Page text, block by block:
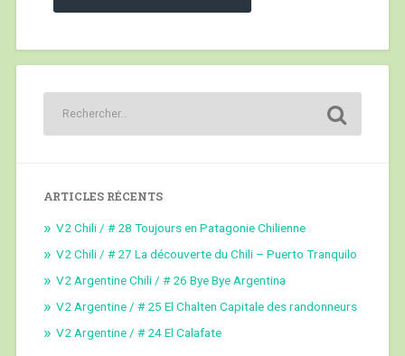
ARTICLES RÉCENTS
V2 Chili / # 28 Toujours en Patagonie Chilienne
V2 Chili / # 27 La découverte du Chili – Puerto Tranquilo
V2 Argentine Chili / # 26 Bye Bye Argentina
V2 Argentine / # 25 El Chalten Capitale des randonneurs
V2 Argentine / # 24 El Calafate